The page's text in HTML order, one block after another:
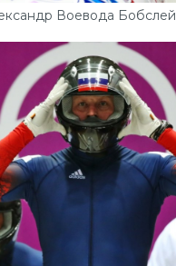
Воевода Бобслей